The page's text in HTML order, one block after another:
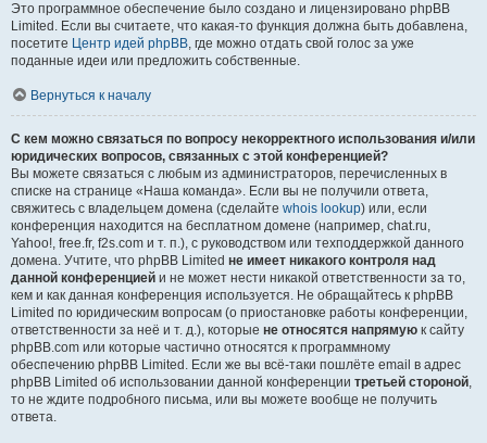
Это программное обеспечение было создано и лицензировано phpBB
Limited. Если вы считаете, что какая-то функция должна быть добавлена,
посетите Центр идей phpBB, где можно отдать свой голос за уже
поданные идеи или предложить собственные.
Вернуться к началу
С кем можно связаться по вопросу некорректного использования и/или
юридических вопросов, связанных с этой конференцией?
Вы можете связаться с любым из администраторов, перечисленных в
списке на странице «Наша команда». Если вы не получили ответа,
свяжитесь с владельцем домена (сделайте whois lookup) или, если
конференция находится на бесплатном домене (например, chat.ru,
Yahoo!, free.fr, f2s.com и т. п.), с руководством или техподдержкой данного
домена. Учтите, что phpBB Limited не имеет никакого контроля над
данной конференцией и не может нести никакой ответственности за то,
кем и как данная конференция используется. Не обращайтесь к phpBB
Limited по юридическим вопросам (о приостановке работы конференции,
ответственности за неё и т. д.), которые не относятся напрямую к сайту
phpBB.com или которые частично относятся к программному
обеспечению phpBB Limited. Если же вы всё-таки пошлёте email в адрес
phpBB Limited об использовании данной конференции третьей стороной,
то не ждите подробного письма, или вы можете вообще не получить
ответа.